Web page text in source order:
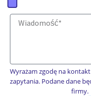
Wyrażam zgodę na
zapytania. Podane dane
firmy.